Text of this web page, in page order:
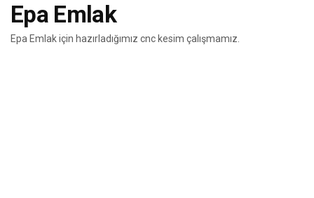
Epa Emlak
Epa Emlak için hazırladığımız cnc kesim çalışmamız.